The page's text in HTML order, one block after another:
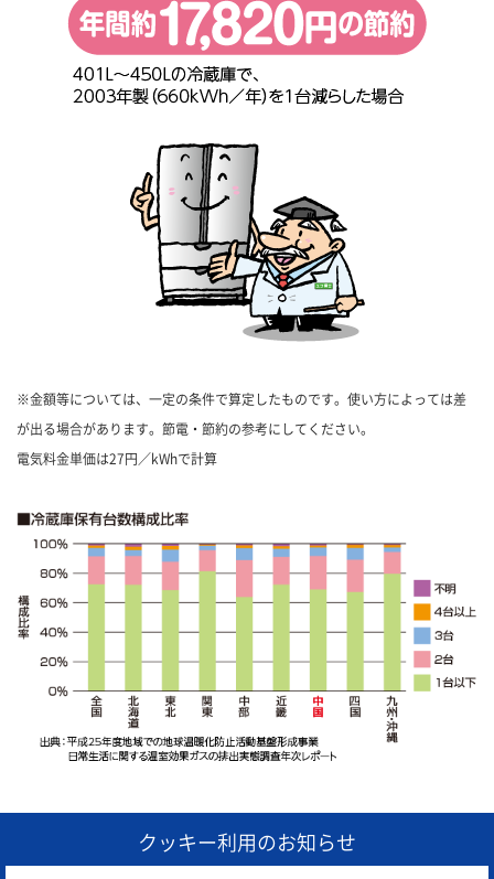
※金額等については、一定の条件で算定したものです。使い方によっては差
が出る場合があります。節電・節約の参考にしてください。
電気料金単価は27円／kWhで計算
クッキー利用のお知らせ